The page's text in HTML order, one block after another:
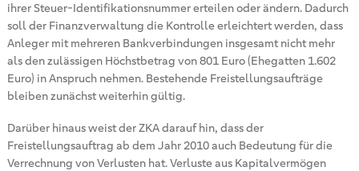
ihrer Steuer-Identifikationsnummer erteilen oder ändern. Dadurch
soll der Finanzverwaltung die Kontrolle erleichtert werden, dass
Anleger mit mehreren Bankverbindungen insgesamt nicht mehr
als den zulässigen Höchstbetrag von 801 Euro (Ehegatten 1.602
Euro) in Anspruch nehmen. Bestehende Freistellungsaufträge
bleiben zunächst weiterhin gültig.
Darüber hinaus weist der ZKA darauf hin, dass der
Freistellungsauftrag ab dem Jahr 2010 auch Bedeutung für die
Verrechnung von Verlusten hat. Verluste aus Kapitalvermögen